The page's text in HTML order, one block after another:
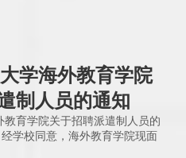
学海外教育学院
制人员的通知
教育学院关于招聘派遣制人员的
学校同意，海外教育学院现面